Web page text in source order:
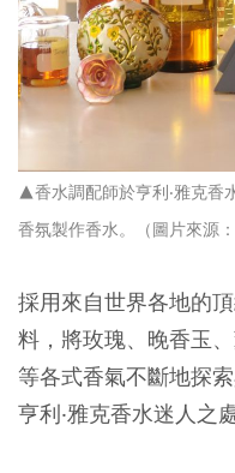
▲香水調配師於亨利‧雅克香
香氛製作香水。（圖片來源：
採用來自世界各地的
料，將玫瑰、晚香玉
等各式香氣不斷地探
亨利‧雅克香水迷人之處